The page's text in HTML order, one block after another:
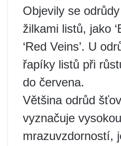
Objevily se
žilkami listů, jako
‘Red Veins’. U
řapíky listů při
do červena.
Většina odrůd
vyznačuje vysokou
mrazuvzdorností,